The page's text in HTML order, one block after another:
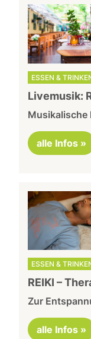
ESSEN &
Livemusik:
Musikalische
alle Infos »
ESSEN &
REIKI –
Zur
alle Infos »